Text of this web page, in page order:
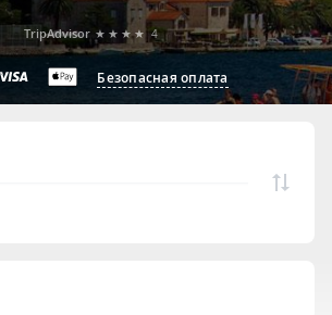
Безопасная оплата
TripAdvisor ★★★★ 4